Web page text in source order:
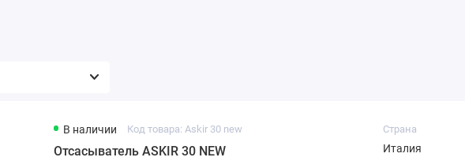
В наличии Код товара: Askir 30 new
Отсасыватель ASKIR 30 NEW
Страна
Италия